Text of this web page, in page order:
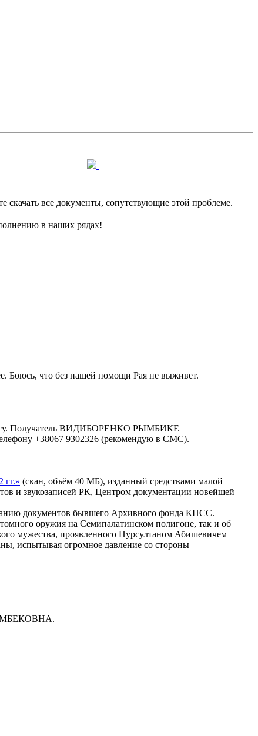
все документы, сопутствующие этой проблеме.
в наших рядах!
Боюсь, что без нашей помощи Рая не выживет.
Получатель ВИДИБОРЕНКО РЫМБИКЕ
+38067 9302326 (рекомендую в СМС).
гг.» (скан, объём 40 МБ), изданный средствами малой
и звукозаписей РК, Центром документации новейшей
документов бывшего Архивного фонда КПСС.
оружия на Семипалатинском полигоне, так и об
мужества, проявленного Нурсултаном Абишевичем
испытывая огромное давление со стороны